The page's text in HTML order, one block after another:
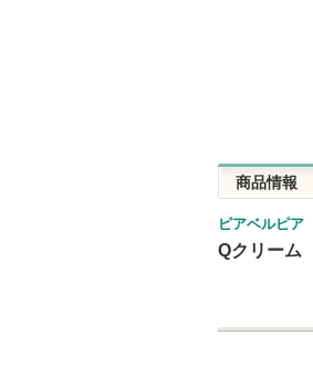
商品情報
ピアベルピア
Qクリーム